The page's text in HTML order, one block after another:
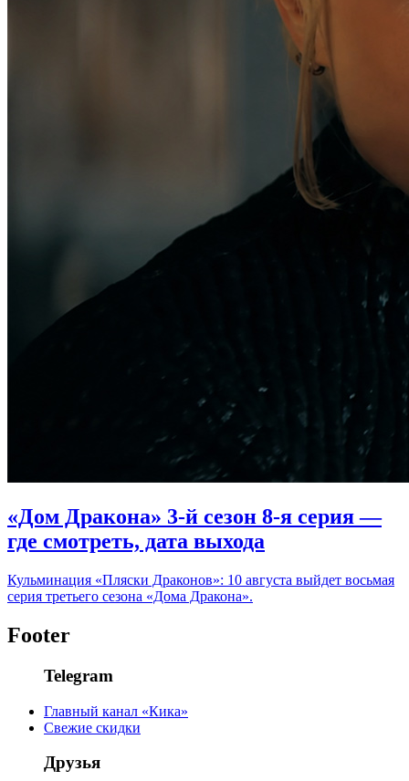
«Дом Дракона» 3-й сезон 8-я серия —
где смотреть, дата выхода
Кульминация «Пляски Драконов»: 10 августа выйдет восьмая
серия третьего сезона «Дома Дракона».
Footer
Telegram
Главный канал «Кика»
Свежие скидки
Друзья